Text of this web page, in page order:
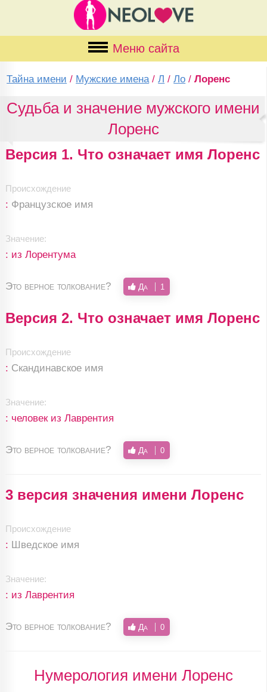
Меню сайта
Тайна имени / Мужские имена /Л /Ло /Лоренс
Судьба и значение мужского имени
Лоренс
Версия 1. Что означает имя Лоренс
Происхождение
: Французское имя
Значение:
: из Лорентума
Это верное толкование? Да 1
Версия 2. Что означает имя Лоренс
Происхождение
: Скандинавское имя
Значение:
: человек из Лаврентия
Это верное толкование? Да 0
3 версия значения имени Лоренс
Происхождение
: Шведское имя
Значение:
: из Лаврентия
Это верное толкование? Да 0
Нумерология имени Лоренс